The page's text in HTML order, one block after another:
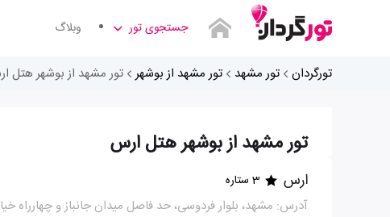
جستجوی تور وبلاگ
تورگردان تور مشهد تور مشهد از بوشهر تور مشهد از بوشهر هتل
تور مشهد از بوشهر هتل ارس
ارس 3 ستاره
آدرس: مشهد، بلوار فردوسی، حد فاصل میدان جانباز و چهارراه